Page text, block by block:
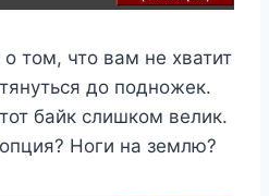
том, что вам не хватит
до подножек.
байк слишком велик.
Ноги на землю?